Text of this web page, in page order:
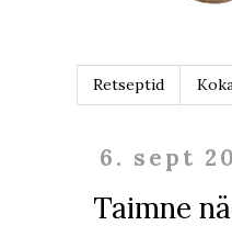
Retseptid
6. sept
Taimne